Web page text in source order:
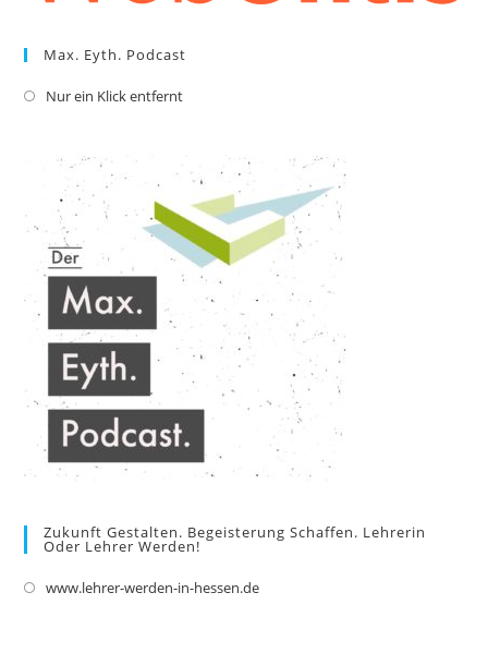
Max. Eyth. Podcast
Nur ein Klick entferntOpens
new
tab
Zukunft Gestalten. Begeisterung Schaffen. Lehrerin
Oder Lehrer Werden!
www.lehrer-werden-in-hessen.deOpens